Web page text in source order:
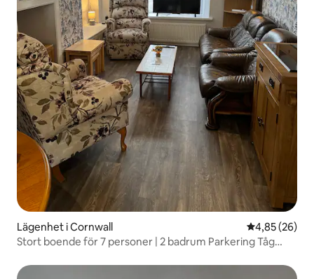
Lägenhet i Cornwall 4,85 av 5 i
4,85 (26)
Stort boende för 7 personer | 2 badrum Parkering Tåg